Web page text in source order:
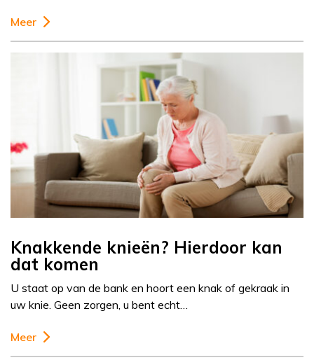
Meer
Knakkende knieën? Hierdoor kan
dat komen
U staat op van de bank en hoort een knak of gekraak in
uw knie. Geen zorgen, u bent echt…
Meer